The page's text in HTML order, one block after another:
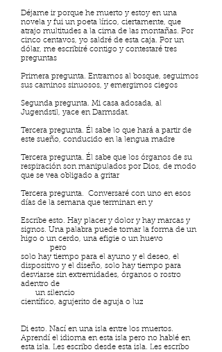
Déjame ir porque he muerto y estoy en una
novela y fui un poeta lírico, ciertamente, que
atrajo multitudes a la cima de las montañas. Por
cinco centavos, yo saldré de esta caja. Por un
dólar, me escribiré contigo y contestaré tres
preguntas
Primera pregunta. Entramos al bosque, seguimos
sus caminos sinuosos, y emergimos ciegos
Segunda pregunta. Mi casa adosada, al
Jugendstil, yace en Darmsdat.
Tercera pregunta. Él sabe lo que hará a partir de
este sueño, conducido en la lengua madre
Tercera pregunta. Él sabe que los órganos de su
respiración son manipulados por Dios, de modo
que se vea obligado a gritar
Tercera pregunta. Conversaré con uno en esos
días de la semana que terminan en y
Escribe esto. Hay placer y dolor y hay marcas y
signos. Una palabra puede tomar la forma de un
higo o un cerdo, una efigie o un huevo
pero
solo hay tiempo para el ayuno y el deseo, el
dispositivo y el diseño, solo hay tiempo para
desviarse sin extremidades, órganos o rostro
adentro de
un silencio
científico, agujerito de aguja o luz
Di esto. Nací en una isla entre los muertos.
Aprendí el idioma en esta isla pero no hablé en
esta isla. Les escribo desde esta isla. Les escribo